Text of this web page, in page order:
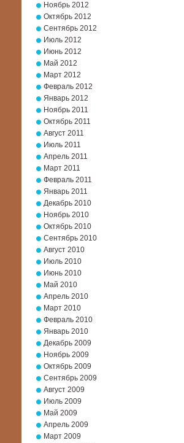
Ноябрь 2012
Октябрь 2012
Сентябрь 2012
Июль 2012
Июнь 2012
Май 2012
Март 2012
Февраль 2012
Январь 2012
Ноябрь 2011
Октябрь 2011
Август 2011
Июль 2011
Апрель 2011
Март 2011
Февраль 2011
Январь 2011
Декабрь 2010
Ноябрь 2010
Октябрь 2010
Сентябрь 2010
Август 2010
Июль 2010
Июнь 2010
Май 2010
Апрель 2010
Март 2010
Февраль 2010
Январь 2010
Декабрь 2009
Ноябрь 2009
Октябрь 2009
Сентябрь 2009
Август 2009
Июль 2009
Май 2009
Апрель 2009
Март 2009